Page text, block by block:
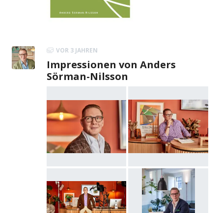
VOR 3 JAHREN
Impressionen von Anders
Sörman-Nilsson